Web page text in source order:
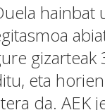
hainbat
gizarteak
eta
da. AEK